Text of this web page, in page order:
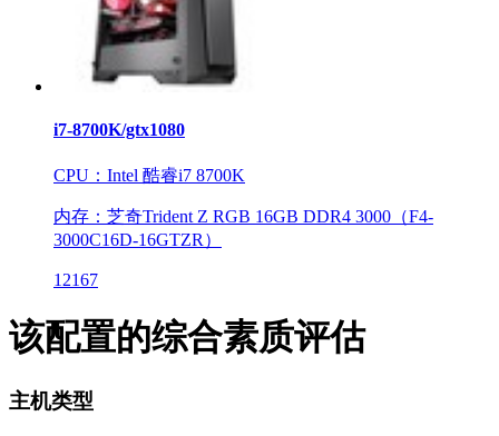
i7-8700K/gtx1080
CPU：Intel 酷睿i7 8700K
内存：芝奇Trident Z RGB 16GB DDR4 3000（F4-
3000C16D-16GTZR）
12167
该配置的综合素质评估
主机类型